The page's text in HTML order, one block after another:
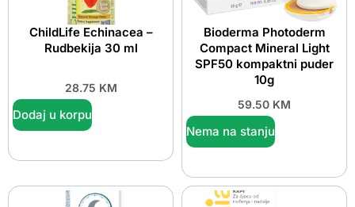
ChildLife Echinacea –
Rudbekija 30 ml
28.75 KM
Dodaj u korpu
Bioderma Photoderm
Compact Mineral Light
SPF50 kompaktni puder
10g
59.50 KM
Nema na stanju